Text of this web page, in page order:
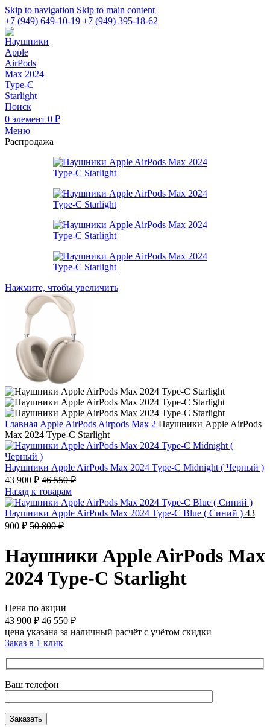
Skip to navigation Skip to main content
+7 (949) 649-10-19 +7 (949) 395-18-62
Поиск
0 элемент 0 ₽
Меню
Распродажа
Нажмите, чтобы увеличить
Главная Apple AirPods Airpods Max 2 Наушники Apple AirPods
Max 2024 Type-C Starlight
Наушники Apple AirPods Max 2024 Type-C Midnight ( Черный )
43 900 ₽ 46 550₽
Назад к товарам
Наушники Apple AirPods Max 2024 Type-C Blue ( Синий ) 43
900 ₽ 50 800₽
Наушники Apple AirPods Max
2024 Type-C Starlight
Цена по акции
43 900 ₽ 46 550 ₽
цена указана за наличный расчёт с учётом скидки
Заказ в 1 клик
Ваш телефон